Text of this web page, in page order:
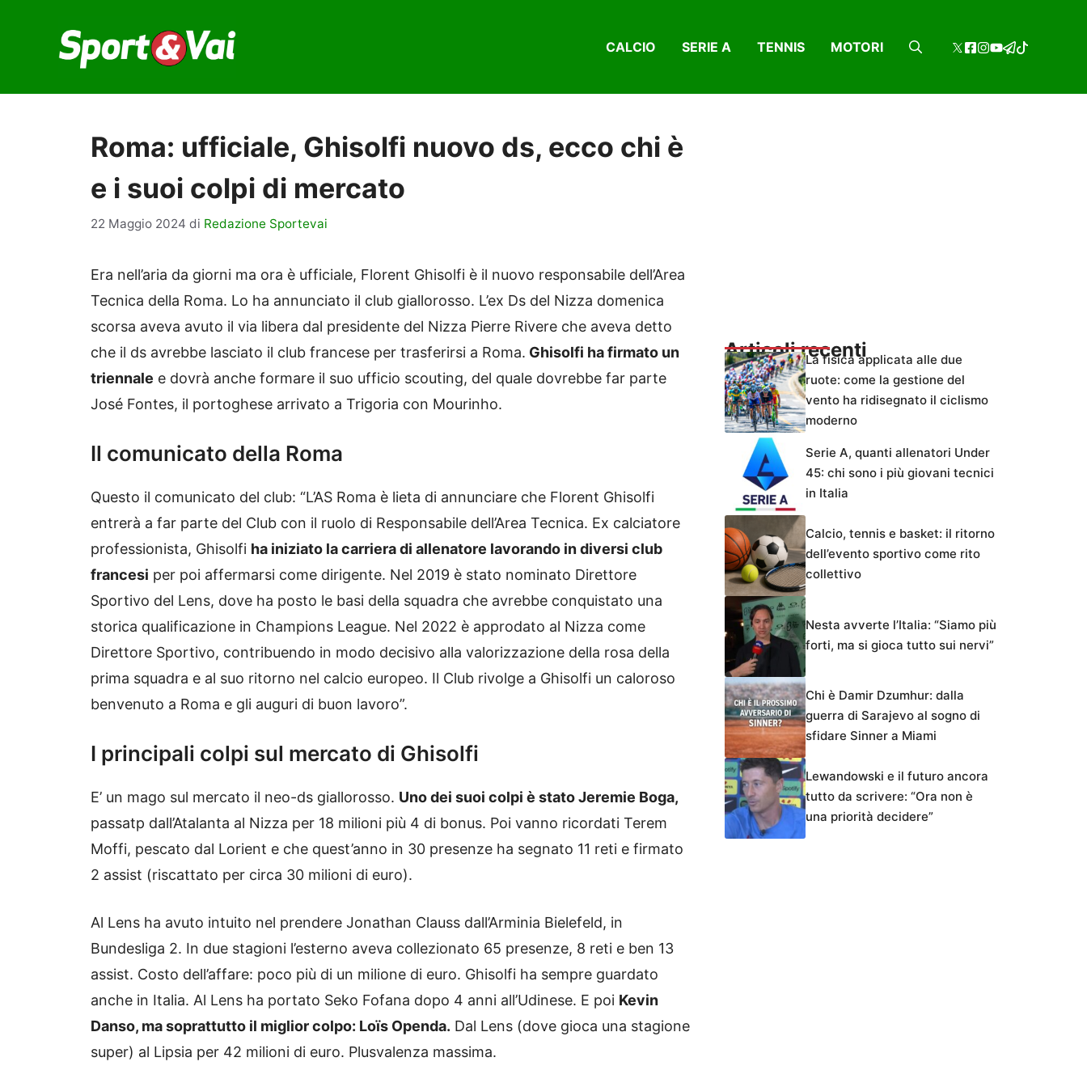
contenuto
CALCIO SERIE A TENNIS MOTORI
Roma: ufficiale, Ghisolfi nuovo ds, ecco chi è
e i suoi colpi di mercato
22 Maggio 2024 di Redazione Sportevai
Era nell’aria da giorni ma ora è ufficiale, Florent Ghisolfi è il nuovo responsabile dell’Area
Tecnica della Roma. Lo ha annunciato il club giallorosso. L’ex Ds del Nizza domenica
scorsa aveva avuto il via libera dal presidente del Nizza Pierre Rivere che aveva detto
che il ds avrebbe lasciato il club francese per trasferirsi a Roma. Ghisolfi ha firmato un
triennale e dovrà anche formare il suo ufficio scouting, del quale dovrebbe far parte
José Fontes, il portoghese arrivato a Trigoria con Mourinho.
Il comunicato della Roma
Questo il comunicato del club: “L’AS Roma è lieta di annunciare che Florent Ghisolfi
entrerà a far parte del Club con il ruolo di Responsabile dell’Area Tecnica. Ex calciatore
professionista, Ghisolfi ha iniziato la carriera di allenatore lavorando in diversi club
francesi per poi affermarsi come dirigente. Nel 2019 è stato nominato Direttore
Sportivo del Lens, dove ha posto le basi della squadra che avrebbe conquistato una
storica qualificazione in Champions League. Nel 2022 è approdato al Nizza come
Direttore Sportivo, contribuendo in modo decisivo alla valorizzazione della rosa della
prima squadra e al suo ritorno nel calcio europeo. Il Club rivolge a Ghisolfi un caloroso
benvenuto a Roma e gli auguri di buon lavoro”.
I principali colpi sul mercato di Ghisolfi
E’ un mago sul mercato il neo-ds giallorosso. Uno dei suoi colpi è stato Jeremie Boga,
passatp dall’Atalanta al Nizza per 18 milioni più 4 di bonus. Poi vanno ricordati Terem
Moffi, pescato dal Lorient e che quest’anno in 30 presenze ha segnato 11 reti e firmato
2 assist (riscattato per circa 30 milioni di euro).
Al Lens ha avuto intuito nel prendere Jonathan Clauss dall’Arminia Bielefeld, in
Bundesliga 2. In due stagioni l’esterno aveva collezionato 65 presenze, 8 reti e ben 13
assist. Costo dell’affare: poco più di un milione di euro. Ghisolfi ha sempre guardato
anche in Italia. Al Lens ha portato Seko Fofana dopo 4 anni all’Udinese. E poi Kevin
Danso, ma soprattutto il miglior colpo: Loïs Openda. Dal Lens (dove gioca una stagione
super) al Lipsia per 42 milioni di euro. Plusvalenza massima.
Articoli recentiLa fisica applicata alle due
ruote: come la gestione del
vento ha ridisegnato il ciclismo
moderno
Serie A, quanti allenatori Under
45: chi sono i più giovani tecnici
in Italia
Calcio, tennis e basket: il ritorno
dell’evento sportivo come rito
collettivo
Nesta avverte l’Italia: “Siamo più
forti, ma si gioca tutto sui nervi”
Chi è Damir Dzumhur: dalla
guerra di Sarajevo al sogno di
sfidare Sinner a Miami
Lewandowski e il futuro ancora
tutto da scrivere: “Ora non è
una priorità decidere”